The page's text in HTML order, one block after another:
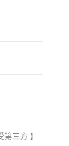
三方 】